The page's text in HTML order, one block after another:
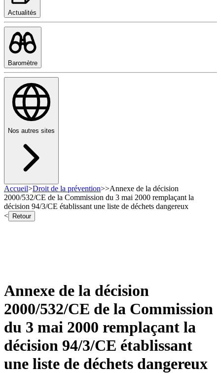
Actualités
Baromètre
Nos autres sites
Accueil>Droit de la prévention>>Annexe de la décision
2000/532/CE de la Commission du 3 mai 2000 remplaçant la
décision 94/3/CE établissant une liste de déchets dangereux
<
Retour
Annexe de la décision
2000/532/CE de la Commission
du 3 mai 2000 remplaçant la
décision 94/3/CE établissant
une liste de déchets dangereux